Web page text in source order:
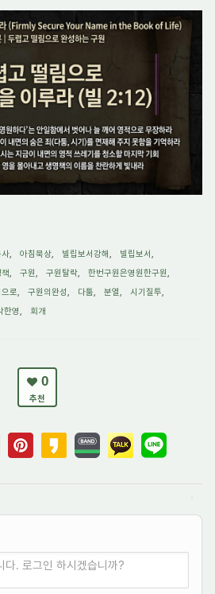
사, 아침묵상, 빌립보서강해 , 빌립보서 ,
, 구원, 구원탈락, 한번구원은영원한구원,
로, 구원의완성, 다툼, 분열, 시기질투,
한영, 회개
0
추천
다. 로그인 하시겠습니까?